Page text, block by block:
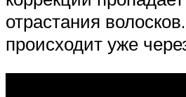
отрастания
происходит уже